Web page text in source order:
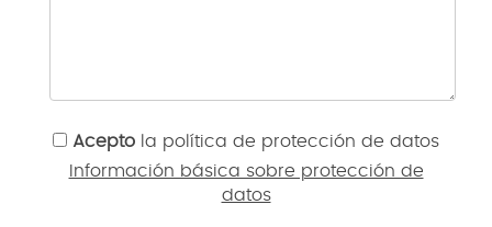
Acepto la política de protección de datos
Información básica sobre protección de
datos